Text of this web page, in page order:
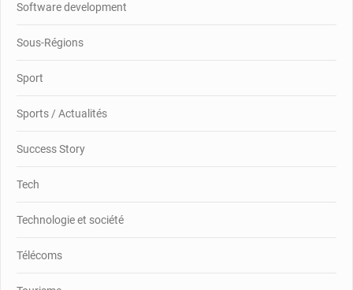
Software development
Sous-Régions
Sport
Sports / Actualités
Success Story
Tech
Technologie et société
Télécoms